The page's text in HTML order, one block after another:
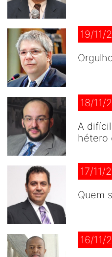
19/11/
18/11/
A
hétero
17/11/
Quem
16/11/